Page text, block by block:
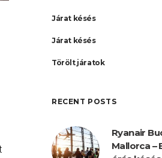
Járat késés
Járat késés
Törölt járatok
RECENT POSTS
Ryanair
Mallorca –